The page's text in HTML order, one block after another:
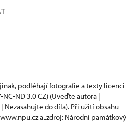
podléhají fotografie a texty licenci
NC-ND 3.0 CZ) (Uveďte autora |
do díla). Při užití obsahu
a „zdroj: Národní památkový